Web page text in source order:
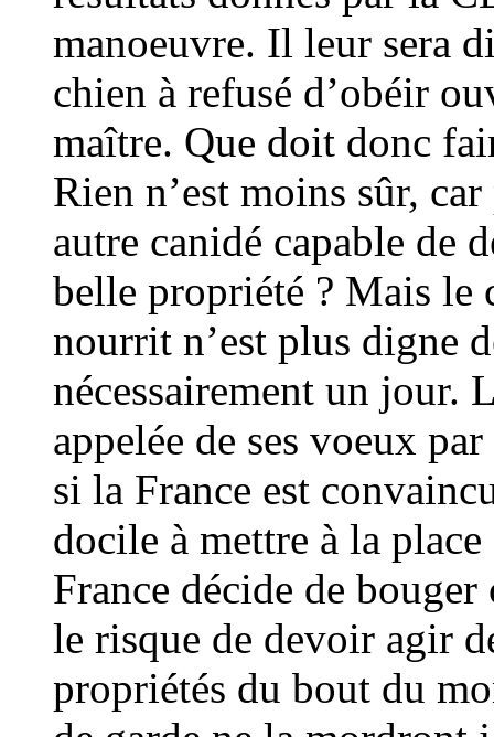
manoeuvre. Il leur sera
chien à refusé d’obéir
maître. Que doit donc
Rien n’est moins sûr,
autre canidé capable de
belle propriété ? Mais
nourrit n’est plus digne
nécessairement un jour.
appelée de ses voeux
si la France est
docile à mettre à la
France décide de
le risque de devoir agir
propriétés du bout du